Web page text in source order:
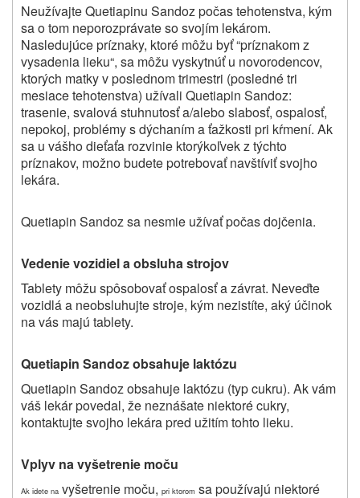
Neužívajte Quetiapinu Sandoz počas tehotenstva, kým
sa o tom neporozprávate so svojím lekárom.
Nasledujúce príznaky, ktoré môžu byť “príznakom z
vysadenia lieku“, sa môžu vyskytnúť u novorodencov,
ktorých matky v poslednom trimestri (posledné tri
mesiace tehotenstva) užívali Quetiapin Sandoz:
trasenie, svalová stuhnutosť a/alebo slabosť, ospalosť,
nepokoj, problémy s dýchaním a ťažkosti pri kŕmení. Ak
sa u vášho dieťaťa rozvinie ktorýkoľvek z týchto
príznakov, možno budete potrebovať navštíviť svojho
lekára.
Quetiapin Sandoz sa nesmie užívať počas dojčenia.
Vedenie vozidiel a obsluha strojov
Tablety môžu spôsobovať ospalosť a závrat. Neveďte
vozidlá a neobsluhujte stroje, kým nezistíte, aký účinok
na vás majú tablety.
Quetiapin Sandoz obsahuje laktózu
Quetiapin Sandoz obsahuje laktózu (typ cukru). Ak vám
váš lekár povedal, že neznášate niektoré cukry,
kontaktujte svojho lekárapred užitím tohto lieku.
Vplyv na vyšetrenie moču
Ak idete na vyšetrenie moču, pri ktorom sa používajú niektoré